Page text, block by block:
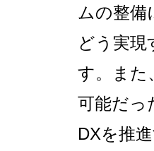
ムの整備
どう実現
す。また
可能だっ
DXを推